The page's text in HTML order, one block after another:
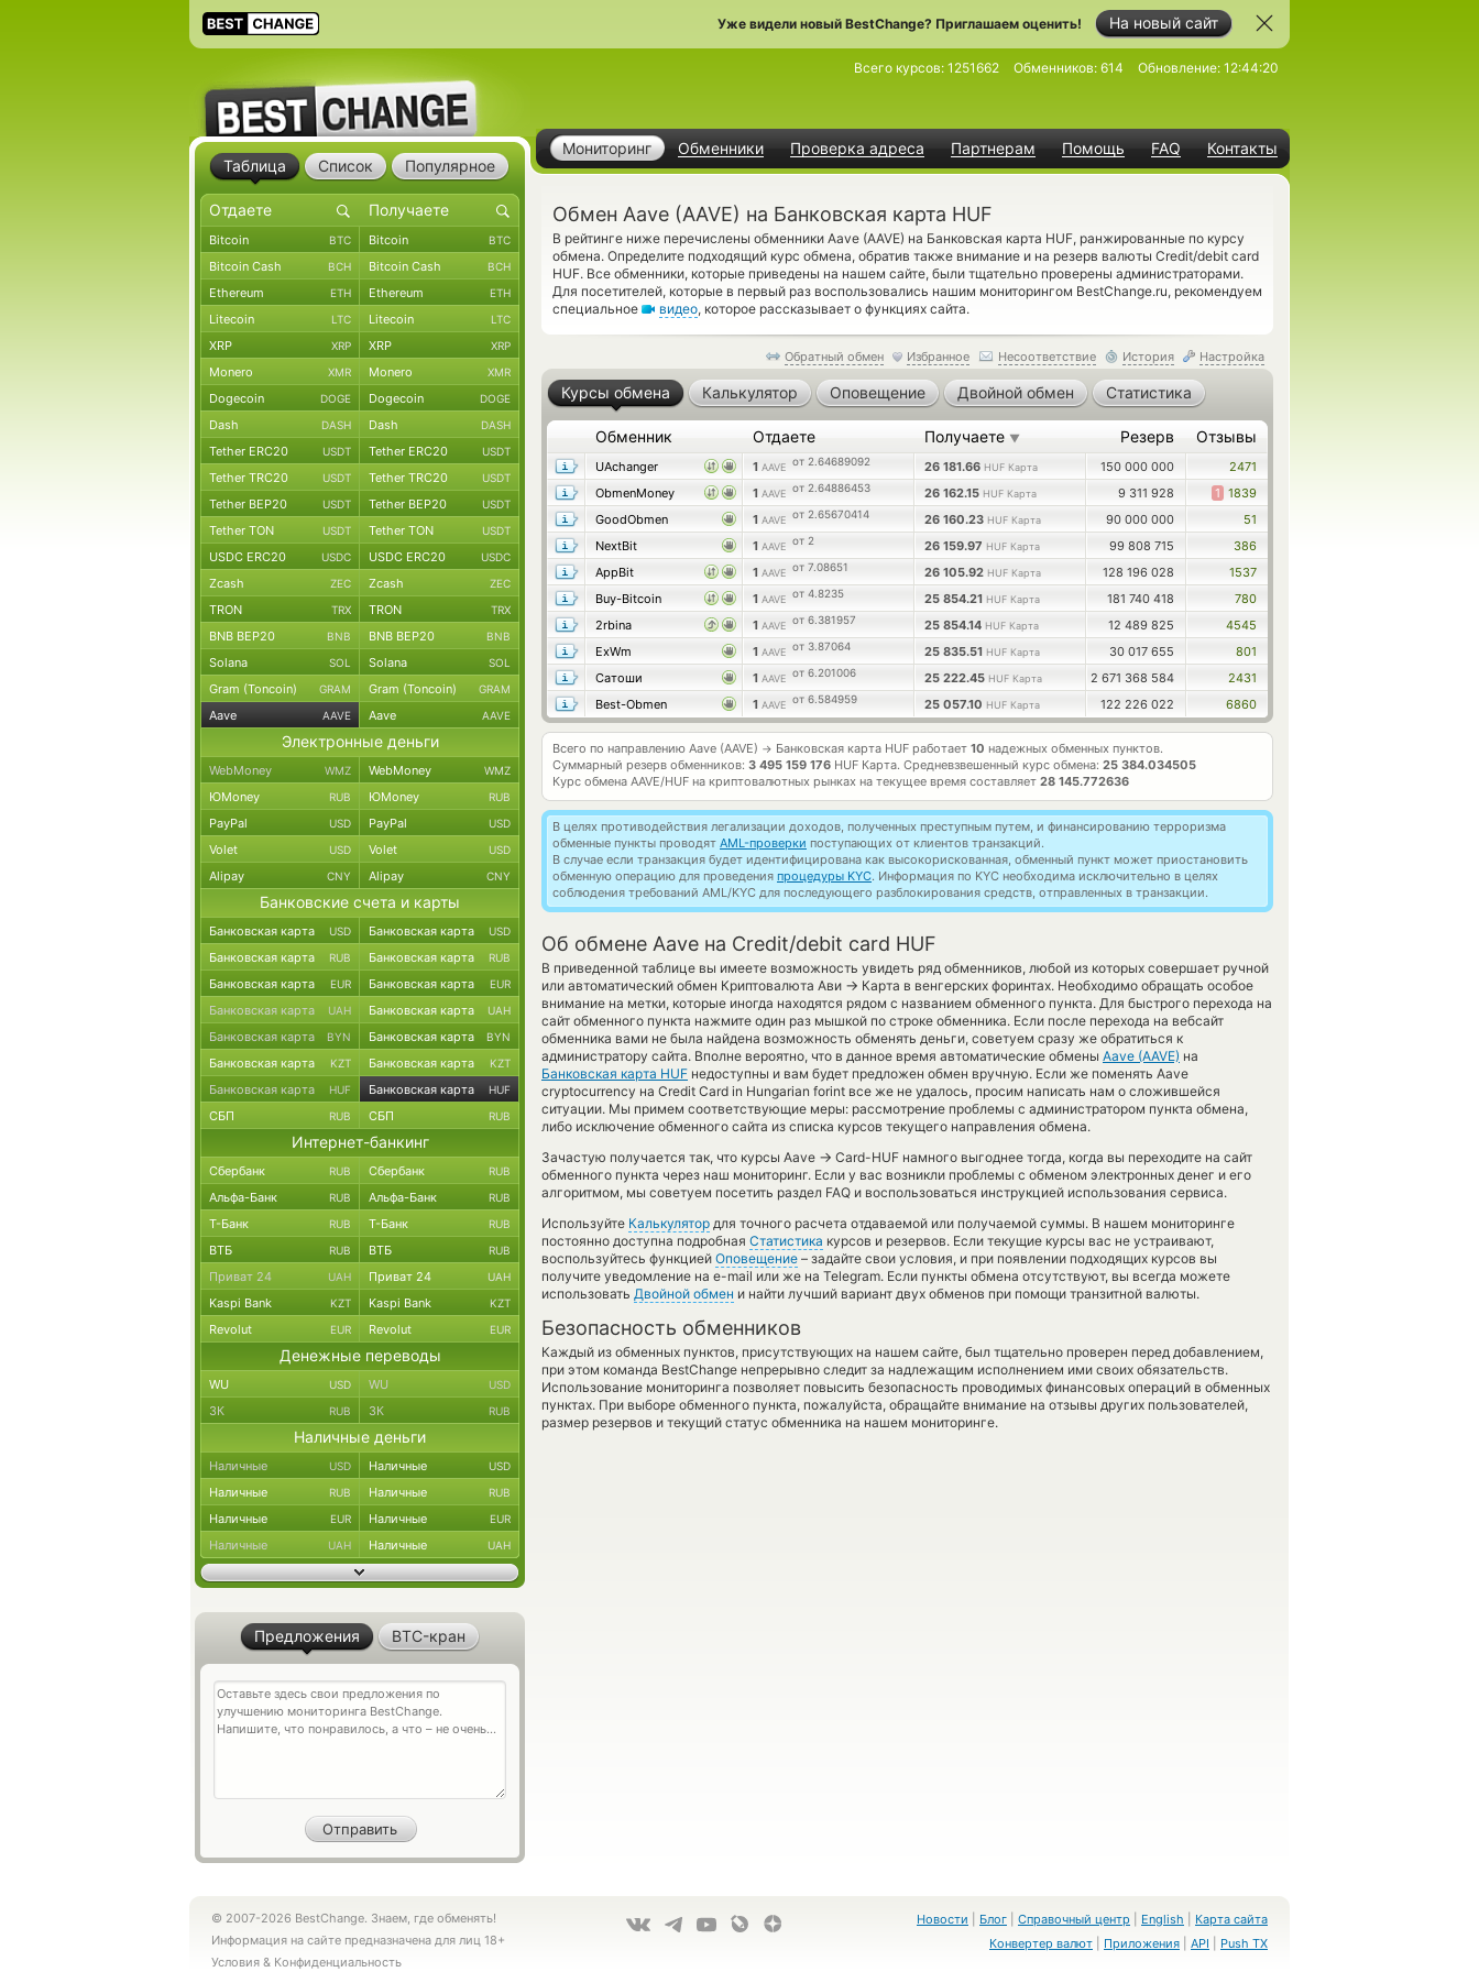
На новый сайт
Уже видели новый BestChange? Приглашаем оценить!
Мониторинг Обменники Проверка адреса Партнерам Помощь FAQ Контакты
Всего курсов: 1251662 Обменников: 614 Обновление: 12:44:20
Обмен Aave (AAVE) на Банковская карта HUF
В рейтинге ниже перечислены обменники Aave (AAVE) на Банковская карта HUF, ранжированные по курсу
обмена. Определите подходящий курс обмена, обратив также внимание и на резерв валюты Credit/debit card
HUF. Все обменники, которые приведены на нашем сайте, были тщательно проверены администраторами.
Для посетителей, которые в первый раз воспользовались нашим мониторингом BestChange.ru, рекомендуем
специальное
видео, которое рассказывает о функциях сайта.
Обратный обмен Избранное Несоответствие История Настройка
Курсы обмена Калькулятор Оповещение Двойной обмен Статистика
Обменник Отдаете Получаете ▼ Резерв Отзывы
UAchanger 1 AAVE от 2.64689092 26 181.66 HUF Карта 150 000 000
2471
ObmenMoney
1 AAVE от 2.64886453 26 162.15 HUF Карта 9 311 928 1 1839
GoodObmen
1 AAVE от 2.65670414 26 160.23 HUF Карта 90 000 000
51
NextBit
1 AAVE от 2 26 159.97 HUF Карта 99 808 715
386
AppBit
1 AAVE от 7.08651 26 105.92 HUF Карта 128 196 028
1537
Buy-Bitcoin
1 AAVE от 4.8235 25 854.21 HUF Карта 181 740 418
780
2rbina
1 AAVE от 6.381957 25 854.14 HUF Карта 12 489 825
4545
ExWm
1 AAVE от 3.87064 25 835.51 HUF Карта 30 017 655
801
Сатоши
1 AAVE от 6.201006 25 222.45 HUF Карта 2 671 368 584
2431
Best-Obmen
1 AAVE от 6.584959 25 057.10 HUF Карта 122 226 022 6860
Всего по направлению Aave (AAVE) → Банковская карта HUF работает 10 надежных обменных пунктов.
Суммарный резерв обменников: 3 495 159 176 HUF Карта. Средневзвешенный курс обмена: 25 384.034505
Курс обмена AAVE/HUF на криптовалютных рынках на текущее время составляет 28 145.772636
В целях противодействия легализации доходов, полученных преступным путем, и финансированию терроризма
обменные пункты проводят AML-проверки поступающих от клиентов транзакций.
В случае если транзакция будет идентифицирована как высокорискованная, обменный пункт может приостановить
обменную операцию для проведения процедуры KYC. Информация по KYC необходима исключительно в целях
соблюдения требований AML/KYC для последующего разблокирования средств, отправленных в транзакции.
Об обмене Aave на Credit/debit card HUF
В приведенной таблице вы имеете возможность увидеть ряд обменников, любой из которых совершает ручной
или автоматический обмен Криптовалюта Ави → Карта в венгерских форинтах. Необходимо обращать особое
внимание на метки, которые иногда находятся рядом с названием обменного пункта. Для быстрого перехода на
сайт обменного пункта нажмите один раз мышкой по строке обменника. Если после перехода на вебсайт
обменника вами не была найдена возможность обменять деньги, советуем сразу же обратиться к
администратору сайта. Вполне вероятно, что в данное время автоматические обмены Aave (AAVE) на
Банковская карта HUF недоступны и вам будет предложен обмен вручную. Если же поменять Aave
cryptocurrency на Credit Card in Hungarian forint все же не удалось, просим написать нам о сложившейся
ситуации. Мы примем соответствующие меры: рассмотрение проблемы с администратором пункта обмена,
либо исключение обменного сайта из списка курсов текущего направления обмена.
Зачастую получается так, что курсы Aave → Card-HUF намного выгоднее тогда, когда вы переходите на сайт
обменного пункта через наш мониторинг. Если у вас возникли проблемы с обменом электронных денег и его
алгоритмом, мы советуем посетить раздел FAQ и воспользоваться инструкцией использования сервиса.
Используйте Калькулятор для точного расчета отдаваемой или получаемой суммы. В нашем мониторинге
постоянно доступна подробная Статистика курсов и резервов. Если текущие курсы вас не устраивают,
воспользуйтесь функцией Оповещение – задайте свои условия, и при появлении подходящих курсов вы
получите уведомление на e-mail или же на Telegram. Если пункты обмена отсутствуют, вы всегда можете
использовать Двойной обмен и найти лучший вариант двух обменов при помощи транзитной валюты.
Безопасность обменников
Каждый из обменных пунктов, присутствующих на нашем сайте, был тщательно проверен перед добавлением,
при этом команда BestChange непрерывно следит за надлежащим исполнением ими своих обязательств.
Использование мониторинга позволяет повысить безопасность проводимых финансовых операций в обменных
пунктах. При выборе обменного пункта, пожалуйста, обращайте внимание на отзывы других пользователей,
размер резервов и текущий статус обменника на нашем мониторинге.
Таблица Список Популярное
Bitcoin BTC Bitcoin BTC
Bitcoin Cash BCH Bitcoin Cash BCH
Ethereum ETH Ethereum ETH
Litecoin LTC Litecoin LTC
XRP XRP XRP XRP
Monero XMR Monero XMR
Dogecoin DOGE Dogecoin DOGE
Dash DASH Dash DASH
Tether ERC20 USDT Tether ERC20 USDT
Tether TRC20 USDT Tether TRC20 USDT
Tether BEP20 USDT Tether BEP20 USDT
Tether TON USDT Tether TON USDT
USDC ERC20 USDC USDC ERC20 USDC
Zcash ZEC Zcash ZEC
TRON TRX TRON TRX
BNB BEP20 BNB BNB BEP20 BNB
Solana SOL Solana SOL
Gram (Toncoin) GRAM Gram (Toncoin) GRAM
Aave AAVE Aave AAVE
Электронные деньги
WebMoney WMZ WebMoney WMZ
ЮMoney RUB ЮMoney RUB
PayPal USD PayPal USD
Volet USD Volet USD
Alipay CNY Alipay CNY
Банковские счета и карты
Банковская карта USD Банковская карта USD
Банковская карта RUB Банковская карта RUB
Банковская карта EUR Банковская карта EUR
Банковская карта UAH Банковская карта UAH
Банковская карта BYN Банковская карта BYN
Банковская карта KZT Банковская карта KZT
Банковская карта HUF Банковская карта HUF
СБП RUB СБП RUB
Интернет-банкинг
Сбербанк RUB Сбербанк RUB
Альфа-Банк RUB Альфа-Банк RUB
Т-Банк RUB Т-Банк RUB
ВТБ RUB ВТБ RUB
Приват 24 UAH Приват 24 UAH
Kaspi Bank KZT Kaspi Bank KZT
Revolut EUR Revolut EUR
Денежные переводы
WU USD WU USD
ЗК RUB ЗК RUB
Наличные деньги
Наличные USD Наличные USD
Наличные RUB Наличные RUB
Наличные EUR Наличные EUR
Наличные UAH Наличные UAH
Предложения BTC-кран
© 2007-2026 BestChange. Знаем, где обменять!
Информация на сайте предназначена для лиц 18+
Условия & Конфиденциальность
Новости Блог Справочный центр English
Карта сайта
Конвертер валют
Приложения API Push TX